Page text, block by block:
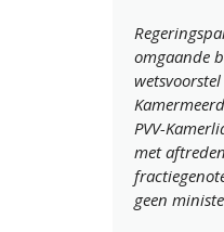
omgaande
PVV-
met
geen